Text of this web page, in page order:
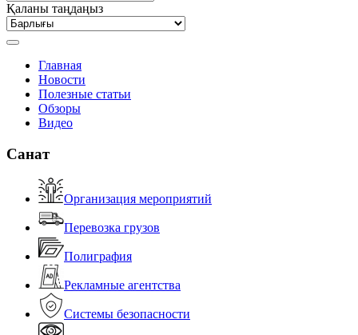
Қаланы таңдаңыз
Главная
Новости
Полезные статьи
Обзоры
Видео
Санат
Организация мероприятий
Перевозка грузов
Полиграфия
Рекламные агентства
Системы безопасности